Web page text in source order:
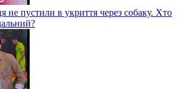
не пустили в укриття через собаку. Хто